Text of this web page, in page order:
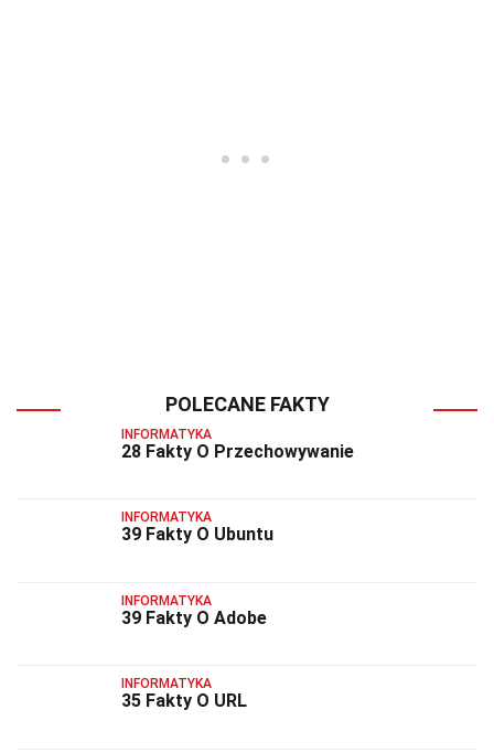
POLECANE FAKTY
INFORMATYKA
28 Fakty O Przechowywanie
INFORMATYKA
39 Fakty O Ubuntu
INFORMATYKA
39 Fakty O Adobe
INFORMATYKA
35 Fakty O URL